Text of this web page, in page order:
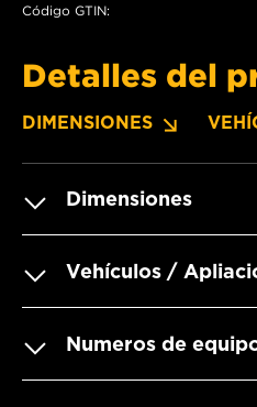
Código GTIN:
Detalles del
DIMENSIONES
Dimensiones
Vehículos /
Numeros de